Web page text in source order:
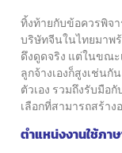
ทิ้งท้ายกับข้อควรพิจ
บริษัทจีนในไทยมาพ
ดึงดูดจริง แต่ในขณะ
ลูกจ้างเองก็สูงเช่นกัน
ตัวเอง รวมถึงรับมือ
เลือกที่สามารถสร้า
ตำแหน่งงานใช้ภา